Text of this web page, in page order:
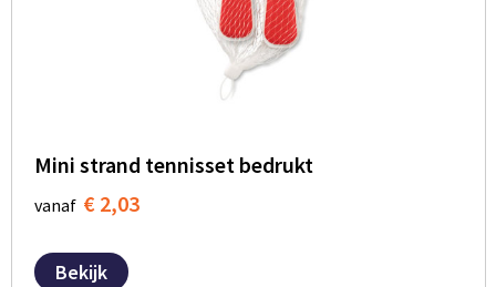
Mini strand tennisset bedrukt
vanaf € 2,03
Bekijk